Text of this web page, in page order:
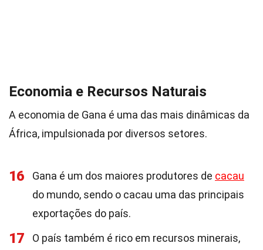
Economia e Recursos Naturais
A economia de Gana é uma das mais dinâmicas da
África, impulsionada por diversos setores.
16 Gana é um dos maiores produtores de cacau
do mundo, sendo o cacau uma das principais
exportações do país.
17
O país também é rico em recursos minerais,